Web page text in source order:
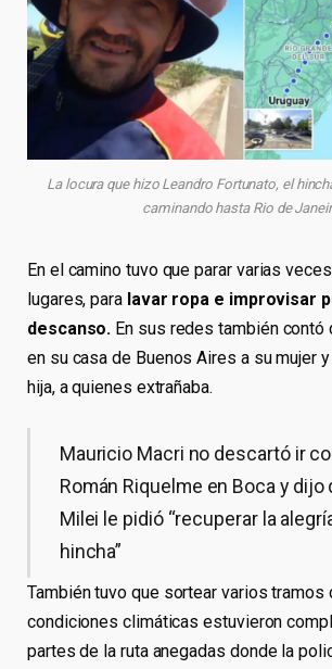
La locura que hizo Leandro Fortunato, el
caminando hasta Rio de
En el camino tuvo que parar varias
lugares, paralavar ropa e improvisar
descanso. En sus redes también contó
en su casa de Buenos Aires a su mujer
hija, a quienes extrañaba.
Mauricio Macri no descartó ir
Román Riquelme en Boca y dijo
Milei le pidió “recuperar la
hincha”
También tuvo que sortear varios tramos
condiciones climáticas estuvieron
partes de la ruta anegadas donde la